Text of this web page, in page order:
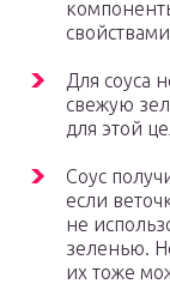
Для соуса
свежую
для этой
Соус
если
не
зеленью.
их тоже